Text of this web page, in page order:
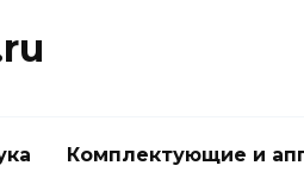
Комплектующие и